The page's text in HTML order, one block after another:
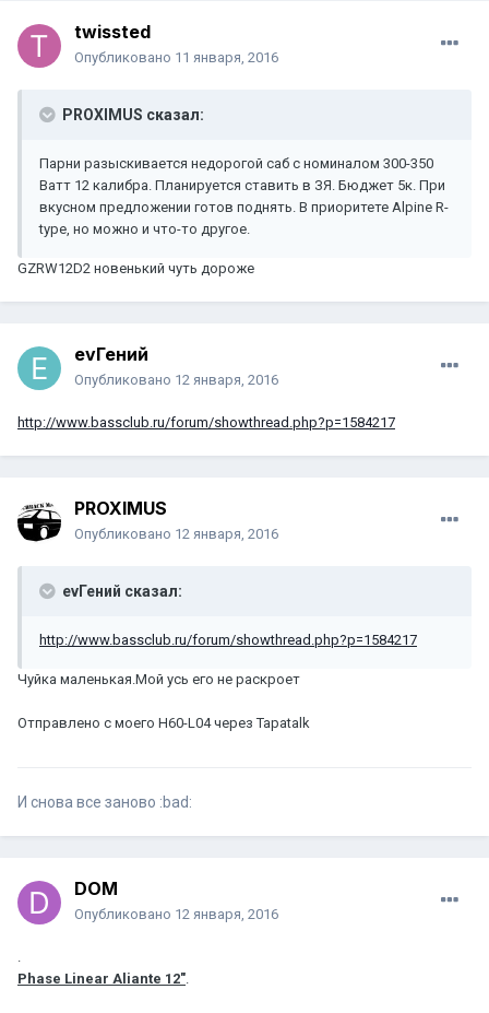
twissted
Опубликовано 11 января, 2016
PROXIMUS сказал:
Парни разыскивается недорогой саб с номиналом 300-350
Ватт 12 калибра. Планируется ставить в ЗЯ. Бюджет 5к. При
вкусном предложении готов поднять. В приоритете Alpine R-
type, но можно и что-то другое.
GZRW12D2 новенький чуть дороже
evГений
Опубликовано 12 января, 2016
http://www.bassclub.ru/forum/showthread.php?p=1584217
PROXIMUS
Опубликовано 12 января, 2016
evГений сказал:
http://www.bassclub.ru/forum/showthread.php?p=1584217
Чуйка маленькая.Мой усь его не раскроет
Отправлено с моего H60-L04 через Tapatalk
И снова все заново :bad:
DOM
Опубликовано 12 января, 2016
.
Phase Linear Aliante 12".